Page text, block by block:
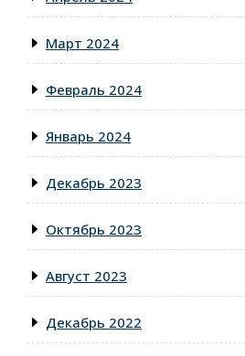
Март 2024
Февраль 2024
Январь 2024
Декабрь 2023
Октябрь 2023
Август 2023
Декабрь 2022